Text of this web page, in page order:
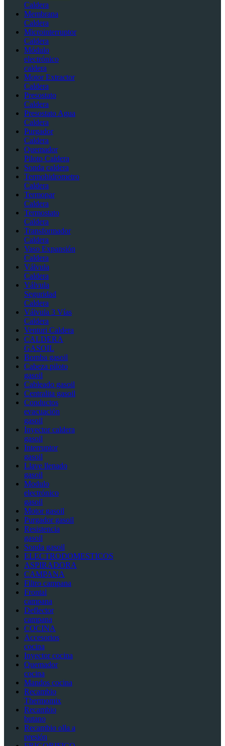
Caldera
Membrana
Caldera
Microinterruptor
Caldera
Módulo
electrónico
caldera
Motor Extractor
Caldera
Presostato
Caldera
Presostato Agua
Caldera
Purgador
Caldera
Quemador
Piloto Caldera
Sonda caldera
Termohidrometro
Caldera
Termopar
Caldera
Termostato
Caldera
Transformador
Caldera
Vaso Expansión
Caldera
Válvula
Caldera
Válvula
Seguridad
Caldera
Válvula 3 Vías
Caldera
Venturi Caldera
CALDERA
GASOIL
Bomba gasoil
Cabeza piloto
gasoil
Cableado gasoil
Centralita gasoil
Conductos
evacuación
gasoil
Inyector caldera
gasoil
Interruptor
gasoil
Llave llenado
gasoil
Modulo
electrónico
gasoil
Motor gasoil
Purgador gasoil
Resistencia
gasoil
Sonda gasoil
ELECTRODOMESTICOS
ASPIRADORA
CAMPANA
Filtro campana
Frontal
campana
Deflector
campana
COCINA
Accesorios
cocina
Inyector cocina
Quemador
cocina
Mandos cocina
Recambio
Thermomix
Recambio
butano
Recambio olla a
presión